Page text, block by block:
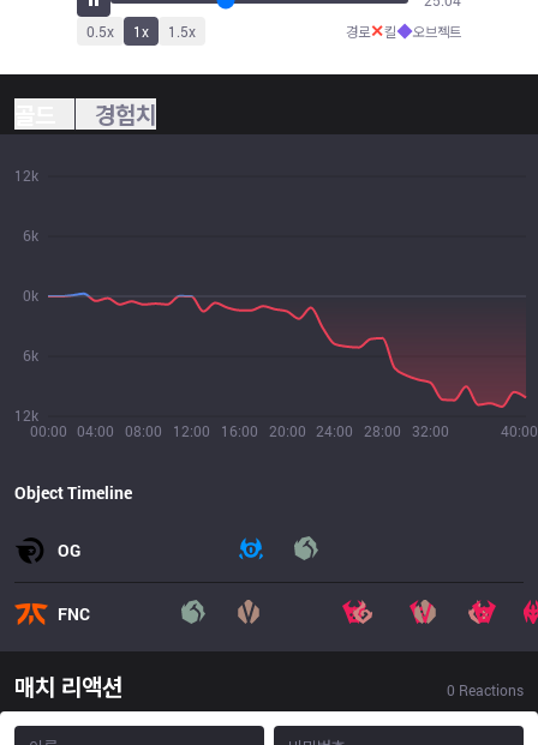
0.5x 1x 1.5x 경로✕킬◆오브젝트
경험치
00:00 04:00 08:00 12:00 16:00 20:00 24:00 28:00 32:00 40:00
12k
6k
0k
6k
12k
Object Timeline
OG
FNC
매치 리액션 0 Reactions